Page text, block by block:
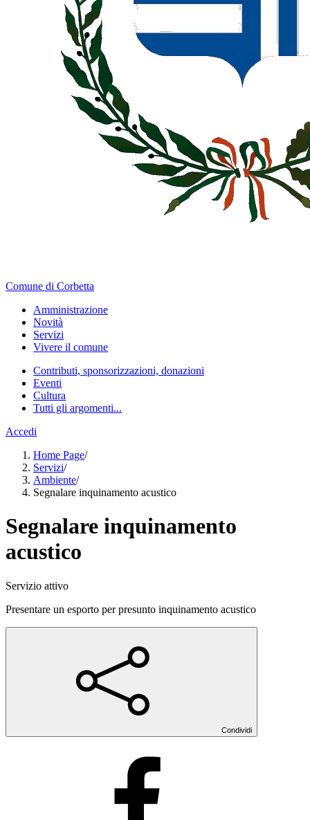
Comune di Corbetta
Amministrazione
Novità
Servizi
Vivere il comune
Contributi, sponsorizzazioni, donazioni
Eventi
Cultura
Tutti gli argomenti...
Accedi
Home Page/
Servizi/
Ambiente/
Segnalare inquinamento acustico
Segnalare inquinamento
acustico
Servizio attivo
Presentare un esporto per presunto inquinamento acustico
Condividi